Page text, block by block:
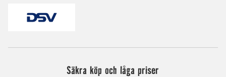
Säkra köp och låga priser